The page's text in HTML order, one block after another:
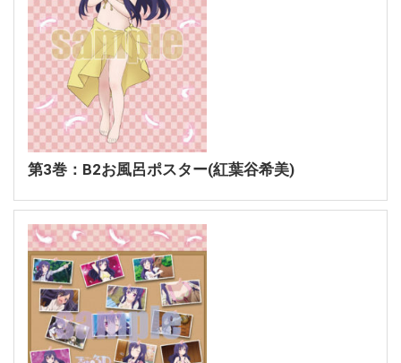
第3巻：B2お風呂ポスター(紅葉谷希美)